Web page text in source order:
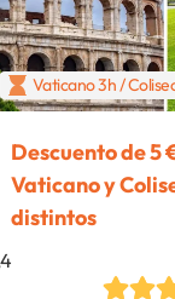
Vaticano 3h /
Descuento de 5
Vaticano y
distintos